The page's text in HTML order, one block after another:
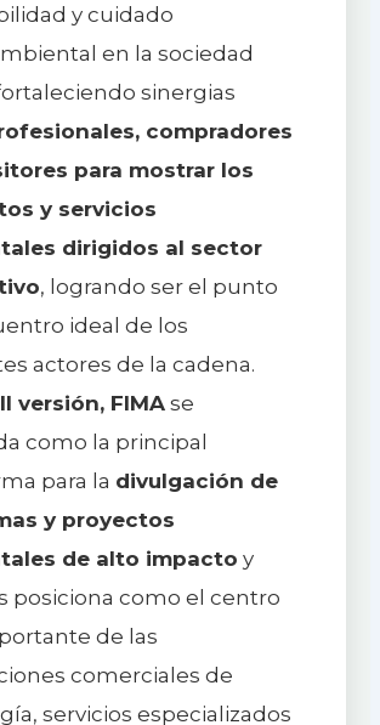
y cuidado
en la sociedad
sinergias
compradores
para mostrar los
y servicios
dirigidos al sector
, logrando ser el punto
ideal de los
actores de la cadena.
versión, FIMAse
como la principal
para la divulgación de
y proyectos
de alto impacto y
posiciona como el centro
de las
comerciales de
servicios especializados